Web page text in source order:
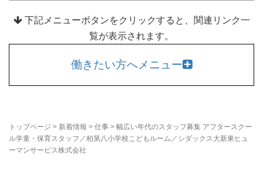
下記メニューボタンをクリックすると、関連リンク一
覧が表示されます。
働きたい方へメニュー
トップページ > 新着情報 > 仕事 > 幅広い年代のスタッフ募集 アフタースクー
ル学童・保育スタッフ／柏第八小学校こどもルーム／シダックス大新東ヒュ
ーマンサービス株式会社